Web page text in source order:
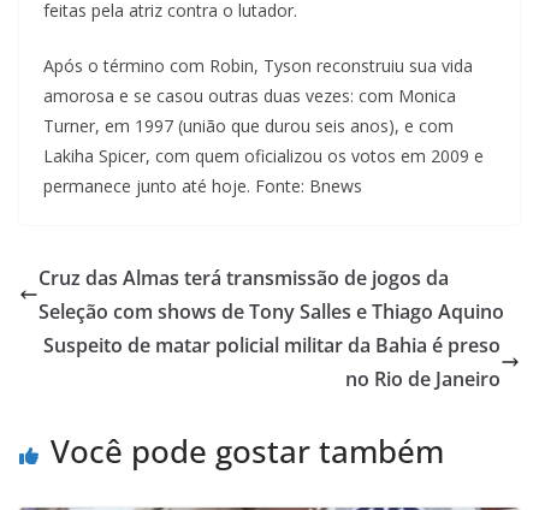
feitas pela atriz contra o lutador.
Após o término com Robin, Tyson reconstruiu sua vida
amorosa e se casou outras duas vezes: com Monica
Turner, em 1997 (união que durou seis anos), e com
Lakiha Spicer, com quem oficializou os votos em 2009 e
permanece junto até hoje. Fonte: Bnews
Cruz das Almas terá transmissão de jogos da
Seleção com shows de Tony Salles e Thiago Aquino
Suspeito de matar policial militar da Bahia é preso
no Rio de Janeiro
Você pode gostar também